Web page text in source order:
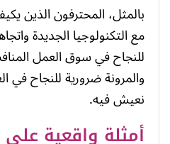
بالمثل، المحترفون الذين
مع التكنولوجيا الجديدة
للنجاح في سوق العمل
والمرونة ضرورية للنجاح في
نعيش فيه.
أمثلة واقعية على